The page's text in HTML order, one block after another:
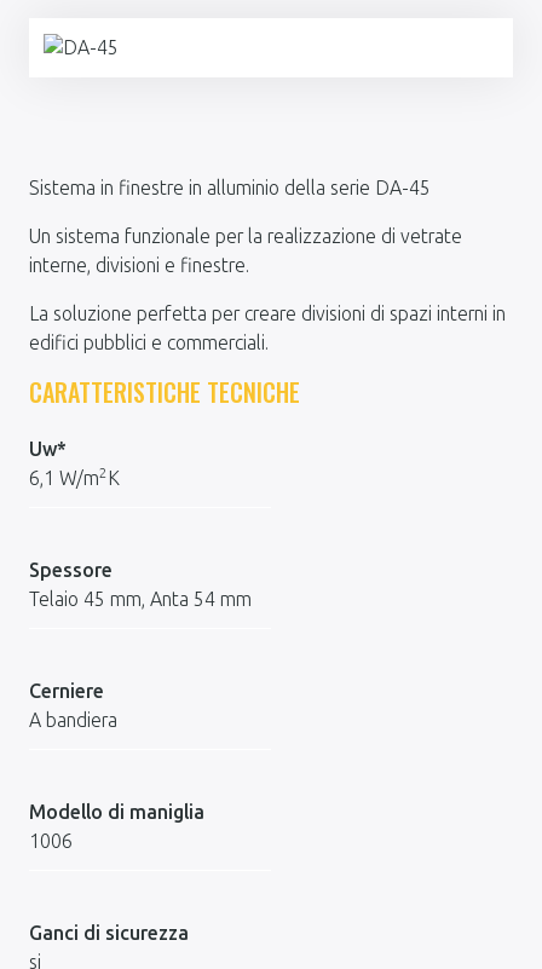
Sistema in finestre in alluminio della serie DA-45
Un sistema funzionale per la realizzazione di vetrate
interne, divisioni e finestre.
La soluzione perfetta per creare divisioni di spazi interni in
edifici pubblici e commerciali.
CARATTERISTICHE TECNICHE
Uw*
6,1 W/m2K
Spessore
Telaio 45 mm, Anta 54 mm
Cerniere
A bandiera
Modello di maniglia
1006
Ganci di sicurezza
si